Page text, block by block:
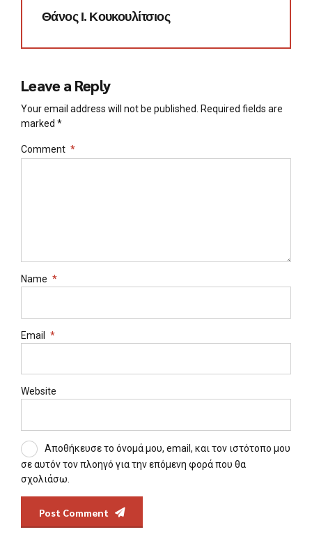
Θάνος Ι. Κουκουλίτσιος
Leave a Reply
Your email address will not be published. Required fields are
marked *
Comment *
Name *
Email *
Website
Αποθήκευσε το όνομά μου, email, και τον ιστότοπο μου
σε αυτόν τον πλοηγό για την επόμενη φορά που θα
σχολιάσω.
Post Comment